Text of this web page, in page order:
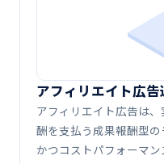
アフィリエイト広
アフィリエイト広告は
酬を支払う成果報酬型
かつコストパフォーマン